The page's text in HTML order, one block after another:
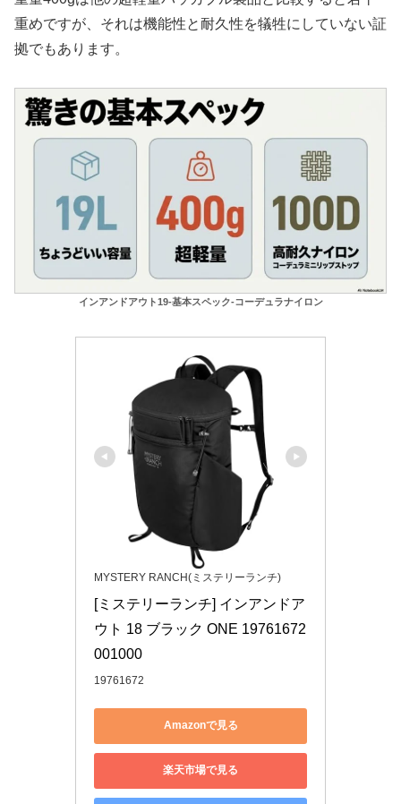
重めですが、それは機能性と耐久性を犠牲にしていない証
拠でもあります。
インアンドアウト19-基本スペック-コーデュラナイロン
MYSTERY RANCH(ミステリーランチ)
[ミステリーランチ] インアンドア
ウト 18 ブラック ONE 19761672
001000
19761672
Amazonで見る
楽天市場で見る